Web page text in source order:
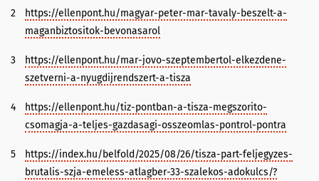
2
https://ellenpont.hu/magyar-peter-mar-tavaly-beszelt-a-
maganbiztositok-bevonasarol
3
https://ellenpont.hu/mar-jovo-szeptembertol-elkezdene-
szetverni-a-nyugdijrendszert-a-tisza
4
https://ellenpont.hu/tiz-pontban-a-tisza-megszorito-
csomagja-a-teljes-gazdasagi-osszeomlas-pontrol-pontra
5
https://index.hu/belfold/2025/08/26/tisza-part-feljegyzes-
brutalis-szja-emeless-atlagber-33-szalekos-adokulcs/?